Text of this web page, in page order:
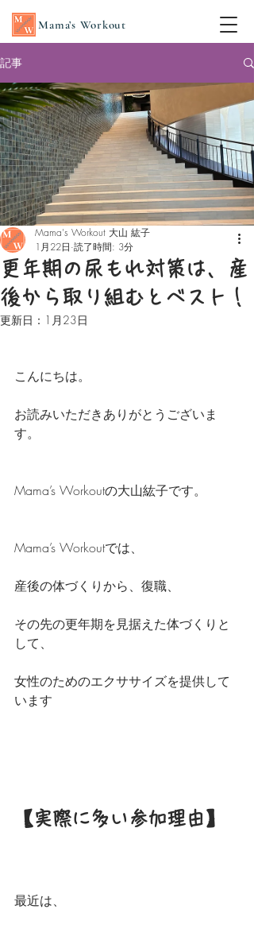
Mama’s Workout
記事
更年期の尿もれ対策は、産
後から取り組むとベスト！
Mama's Workout 大山 紘子
1月22日 読了時間: 3分
更新日： 1月23日
こんにちは。
お読みいただきありがとうございま
す。
Mama’s Workoutの大山紘子です。
Mama’s Workoutでは、
産後の体づくりから、復職、
その先の更年期を見据えた体づくりと
して、
女性のためのエクササイズを提供して
います
【実際に多い参加理由】
最近は、